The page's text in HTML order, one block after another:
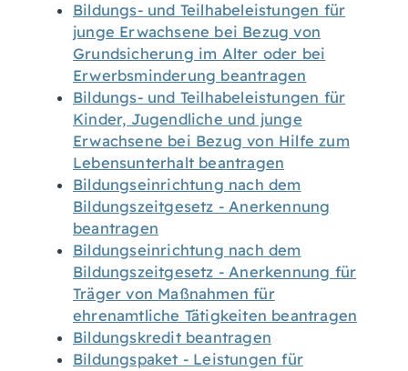
Bildungs- und Teilhabeleistungen für
junge Erwachsene bei Bezug von
Grundsicherung im Alter oder bei
Erwerbsminderung beantragen
Bildungs- und Teilhabeleistungen für
Kinder, Jugendliche und junge
Erwachsene bei Bezug von Hilfe zum
Lebensunterhalt beantragen
Bildungseinrichtung nach dem
Bildungszeitgesetz - Anerkennung
beantragen
Bildungseinrichtung nach dem
Bildungszeitgesetz - Anerkennung für
Träger von Maßnahmen für
ehrenamtliche Tätigkeiten beantragen
Bildungskredit beantragen
Bildungspaket - Leistungen für